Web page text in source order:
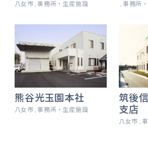
八女市 事務所・生産施設
事務所
熊谷光玉園本社
八女市 事務所・生産施設
筑後
支店
八女市